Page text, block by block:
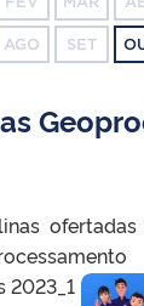
AGO SET
2023_1 –